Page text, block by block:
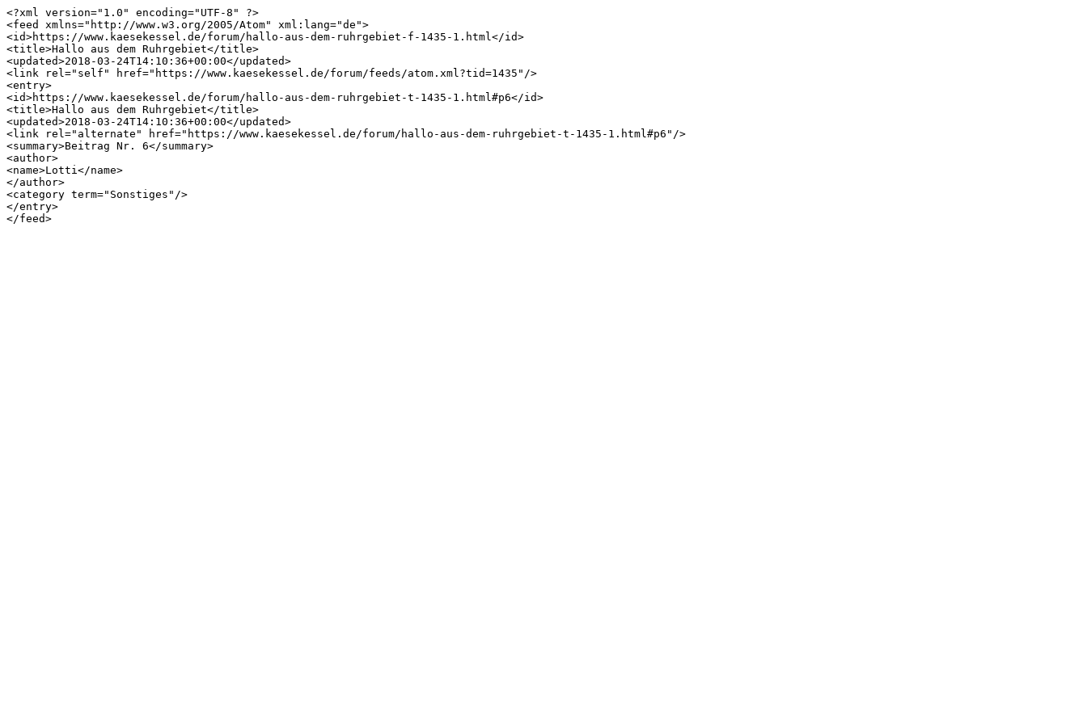
<?xml version="1.0" encoding="UTF-8" ?>
<feed xmlns="http://www.w3.org/2005/Atom" xml:lang="de">
<id>https://www.kaesekessel.de/forum/hallo-aus-dem-ruhrgebiet-f-1435-1.html</id>
<title>Hallo aus dem Ruhrgebiet</title>
<updated>2018-03-24T14:10:36+00:00</updated>
<link rel="self" href="https://www.kaesekessel.de/forum/feeds/atom.xml?tid=1435"/>
<entry>
<id>https://www.kaesekessel.de/forum/hallo-aus-dem-ruhrgebiet-t-1435-1.html#p6</id>
<title>Hallo aus dem Ruhrgebiet</title>
<updated>2018-03-24T14:10:36+00:00</updated>
<link rel="alternate" href="https://www.kaesekessel.de/forum/hallo-aus-dem-ruhrgebiet-t-1435-1.html#p6"/>
<summary>Beitrag Nr. 6</summary>
<author>
<name>Lotti</name>
</author>
<category term="Sonstiges"/>
</entry>